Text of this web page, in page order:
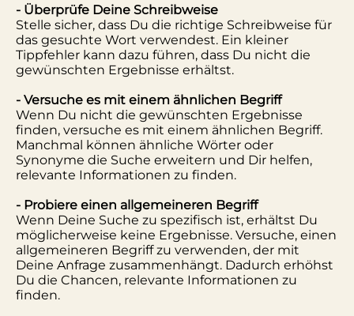
- Überprüfe Deine Schreibweise
Stelle sicher, dass Du die richtige Schreibweise für
das gesuchte Wort verwendest. Ein kleiner
Tippfehler kann dazu führen, dass Du nicht die
gewünschten Ergebnisse erhältst.
- Versuche es mit einem ähnlichen Begriff
Wenn Du nicht die gewünschten Ergebnisse
finden, versuche es mit einem ähnlichen Begriff.
Manchmal können ähnliche Wörter oder
Synonyme die Suche erweitern und Dir helfen,
relevante Informationen zu finden.
- Probiere einen allgemeineren Begriff
Wenn Deine Suche zu spezifisch ist, erhältst Du
möglicherweise keine Ergebnisse. Versuche, einen
allgemeineren Begriff zu verwenden, der mit
Deine Anfrage zusammenhängt. Dadurch erhöhst
Du die Chancen, relevante Informationen zu
finden.